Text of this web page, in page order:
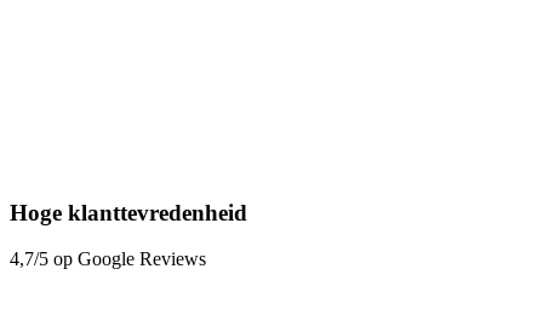
Hoge klanttevredenheid
4,7/5 op Google Reviews